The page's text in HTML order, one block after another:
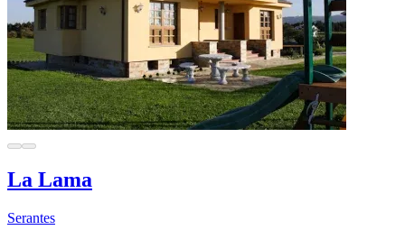
La Lama
Serantes